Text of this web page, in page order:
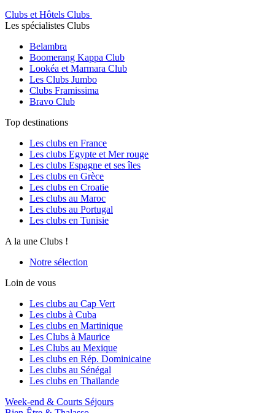
Clubs et Hôtels Clubs
Les spécialistes Clubs
Belambra
Boomerang Kappa Club
Lookéa et Marmara Club
Les Clubs Jumbo
Clubs Framissima
Bravo Club
Top destinations
Les clubs en France
Les clubs Egypte et Mer rouge
Les clubs Espagne et ses îles
Les clubs en Grèce
Les clubs en Croatie
Les clubs au Maroc
Les clubs au Portugal
Les clubs en Tunisie
A la une Clubs !
Notre sélection
Loin de vous
Les clubs au Cap Vert
Les clubs à Cuba
Les clubs en Martinique
Les Clubs à Maurice
Les Clubs au Mexique
Les clubs en Rép. Dominicaine
Les clubs au Sénégal
Les clubs en Thaïlande
Week-end & Courts Séjours